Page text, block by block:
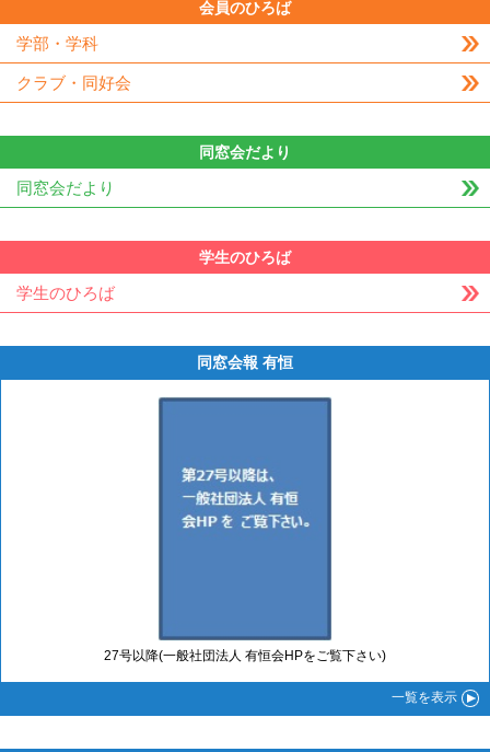
会員のひろば
学部・学科
クラブ・同好会
同窓会だより
同窓会だより
学生のひろば
学生のひろば
同窓会報 有恒
27号以降(一般社団法人 有恒会HPをご覧下さい)
一覧を表示